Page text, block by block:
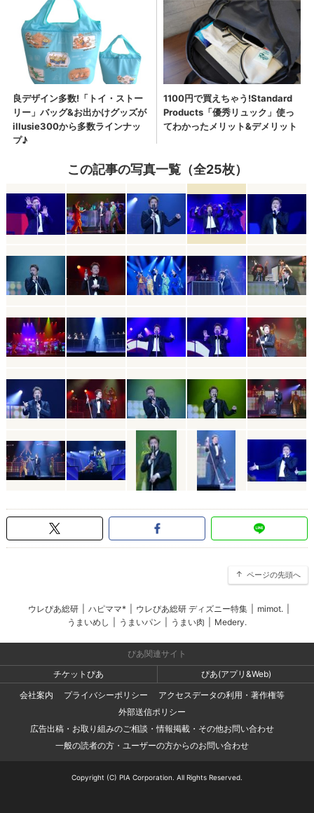
この記事の写真一覧（全25枚）
ページの先頭へ
ウレぴあ総研 ハピママ* ウレぴあ総研 ディズニー特集 mimot.
うまいめし
うまいパン うまい肉 Medery.
ぴあ関連サイト
チケットぴあ
ぴあ(アプリ&Web)
会社案内
プライバシーポリシー
アクセスデータの利用・著作権等
外部送信ポリシー
広告出稿・お取り組みのご相談・情報掲載・その他お問い合わせ
一般の読者の方・ユーザーの方からのお問い合わせ
Copyright (C) PIA Corporation. All Rights Reserved.